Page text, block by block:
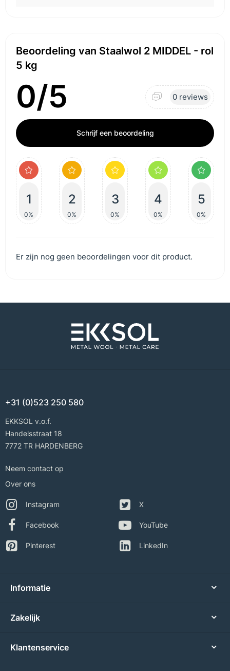
Beoordeling van Staalwol 2 MIDDEL - rol
5 kg
0/5 0 reviews
Schrijf een beoordeling
1
0%
2
0%
3
0%
4
0%
5
0%
Er zijn nog geen beoordelingen voor dit product.
+31 (0)523 250 580
EKKSOL v.o.f.
Handelsstraat 18
7772 TR HARDENBERG
Neem contact op
Over ons
Instagram
Facebook
Pinterest
X
YouTube
LinkedIn
Informatie
Zakelijk
Klantenservice